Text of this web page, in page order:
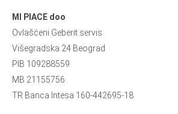
MI PIACE doo
Ovlašćeni Geberit servis
Višegradska 24 Beograd
PIB 109288559
MB 21155756
TR Banca Intesa 160-442695-18